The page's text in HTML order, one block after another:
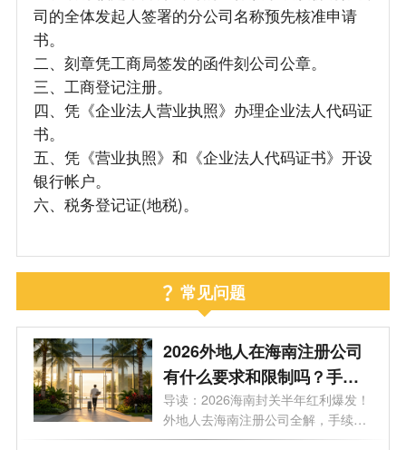
司的全体发起人签署的分公司名称预先核准申请
书。
二、刻章凭工商局签发的函件刻公司公章。
三、工商登记注册。
四、凭《企业法人营业执照》办理企业法人代码证
书。
五、凭《营业执照》和《企业法人代码证书》开设
银行帐户。
六、税务登记证(地税)。
常见问题
2026外地人在海南注册公司
有什么要求和限制吗？手
续、门槛、买房上学利弊等9
大问题一次性说透
导读：2026海南封关半年红利爆发！
外地人去海南注册公司全解，手续、
门槛...